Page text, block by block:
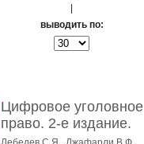
выводить по:
Цифровое уголовное
право. 2-е издание.
Монограф ...